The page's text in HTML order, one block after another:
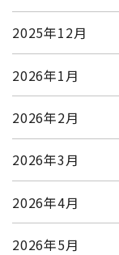
2025年12月
2026年1月
2026年2月
2026年3月
2026年4月
2026年5月